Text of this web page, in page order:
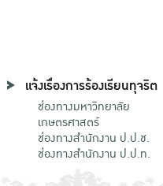
แจ้งเรื่องการร้องเรียนทุจริต
ช่องทางมหาวิทยาลัย
เกษตรศาสตร์
ช่องทางสำนักงาน ป.ป.ช.
ช่องทางสำนักงาน ป.ป.ท.